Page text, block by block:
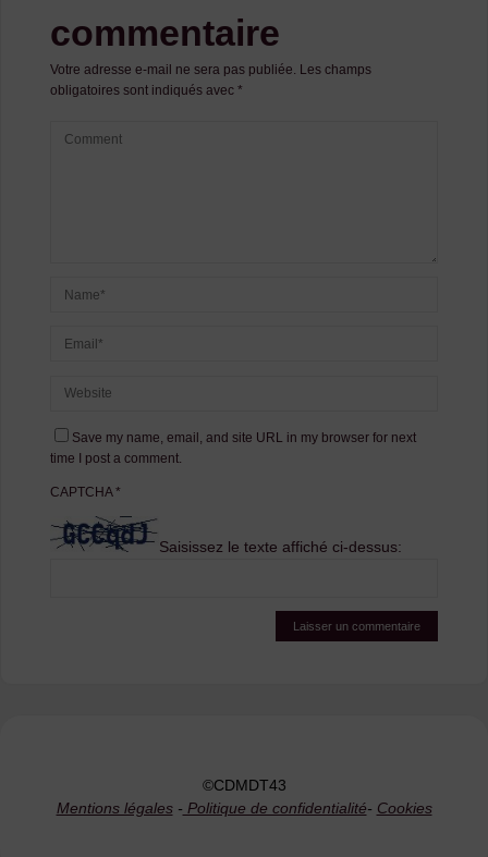
commentaire
Votre adresse e-mail ne sera pas publiée. Les champs
obligatoires sont indiqués avec *
Save my name, email, and site URL in my browser for next
time I post a comment.
CAPTCHA*
Saisissez le texte affiché ci-dessus:
©CDMDT43
Mentions légales- Politique de confidentialité- Cookies